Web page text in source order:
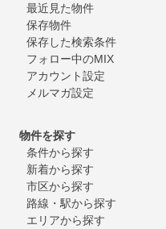
最近見た物件
保存物件
保存した検索条件
フォロー中のMIX
アカウント設定
メルマガ設定
物件を探す
条件から探す
新着から探す
市区から探す
路線・駅から探す
エリアから探す